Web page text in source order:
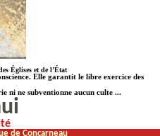
Églises et de l’État
Elle garantit le libre exercice des
ni ne subventionne aucun culte ...
de Concarneau